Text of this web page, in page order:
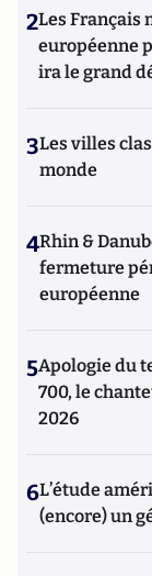
2Les Français
européenne
ira le grand
3Les villes
monde
4Rhin &
fermeture
européenne
5Apologie du
700, le
2026
6L’étude
(encore) un